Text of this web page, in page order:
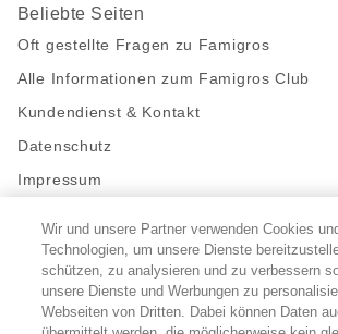
Beliebte Seiten
Oft gestellte Fragen zu Famigros
Alle Informationen zum Famigros Club
Kundendienst & Kontakt
Datenschutz
Impressum
Bleibe mit uns in Kontakt
Facebook
https://twitter.com/migros
https://PinterestInstagram
Wir und unsere Partner verwenden Cookies
Technologien, um unsere Dienste
schützen, zu analysieren und zu verbessern
unsere Dienste und Werbungen zu
Webseiten von Dritten. Dabei können Daten